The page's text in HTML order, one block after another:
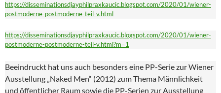
https://disseminationsdjayphilpraxkaucic.blogspot.com/2020/01/wiener-
postmoderne-postmoderne-teil-v.html
https://disseminationsdjayphilpraxkaucic.blogspot.com/2020/01/wiener-
postmoderne-postmoderne-teil-v.html?m=1
Beeindruckt hat uns auch besonders eine PP-Serie zur Wiener
Ausstellung „Naked Men“ (2012) zum Thema Männlichkeit
und öffentlicher Raum sowie die PP-Serien zur Ausstellung